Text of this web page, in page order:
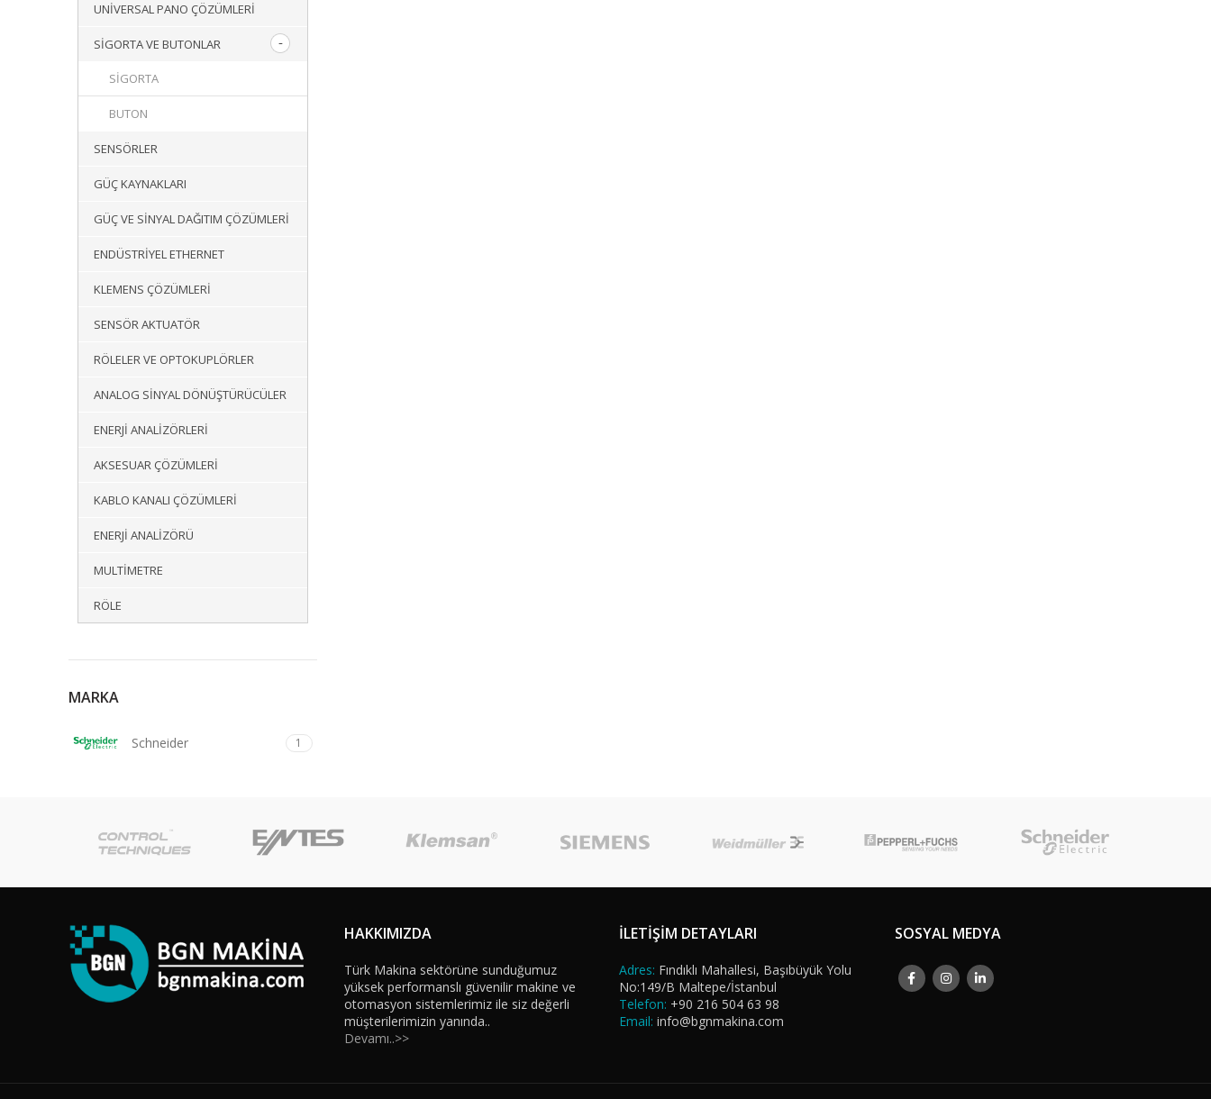
UNIVERSAL PANO ÇÖZÜMLERI
SIGORTA VE BUTONLAR
SIGORTA
BUTON
SENSÖRLER
GÜÇ KAYNAKLARI
GÜÇ VE SINYAL DAĞITIM ÇÖZÜMLERI
ENDÜSTRIYEL ETHERNET
KLEMENS ÇÖZÜMLERI
SENSÖR AKTUATÖR
RÖLELER VE OPTOKUPLÖRLER
ANALOG SINYAL DÖNÜŞTÜRÜCÜLER
ENERJI ANALIZÖRLERI
AKSESUAR ÇÖZÜMLERI
KABLO KANALI ÇÖZÜMLERI
ENERJI ANALIZÖRÜ
MULTIMETRE
RÖLE
MARKA
Schneider 1
HAKKIMIZDA
Türk Makina sektörüne sunduğumuz
yüksek performanslı güvenilir makine ve
otomasyon sistemlerimiz ile siz değerli
müşterilerimizin yanında..
Devamı..>>
İLETİŞİM DETAYLARI
Adres: Fındıklı Mahallesi, Başıbüyük Yolu
No:149/B Maltepe/İstanbul
Telefon: +90 216 504 63 98
Email: info@bgnmakina.com
SOSYAL MEDYA